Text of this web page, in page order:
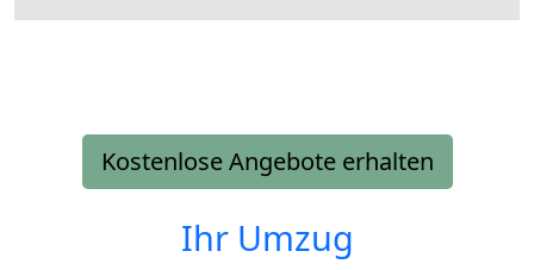
Kostenlose Angebote erhalten
Ihr Umzug